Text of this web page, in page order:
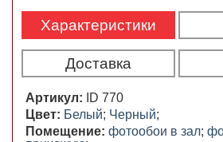
Характеристики
Доставка
Артикул:
ID 770
Цвет: Белый; Черный;
Помещение: фотообои в зал;